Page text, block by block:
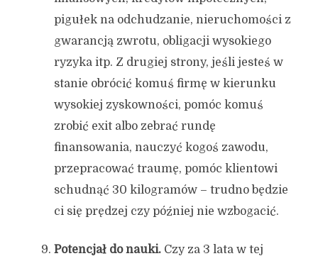
pigułek na odchudzanie, nieruchomości z
gwarancją zwrotu, obligacji wysokiego
ryzyka itp. Z drugiej strony, jeśli jesteś w
stanie obrócić komuś firmę w kierunku
wysokiej zyskowności, pomóc komuś
zrobić exit albo zebrać rundę
finansowania, nauczyć kogoś zawodu,
przepracować traumę, pomóc klientowi
schudnąć 30 kilogramów – trudno będzie
ci się prędzej czy później nie wzbogacić.
Potencjał do nauki. Czy za 3 lata w tej